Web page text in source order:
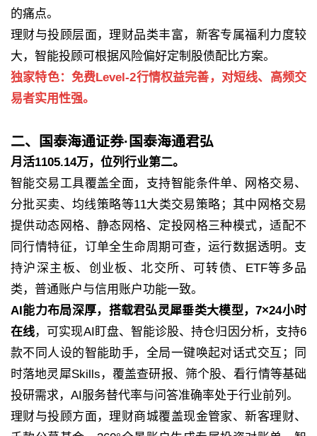
的痛点。
理财与投顾层面，理财品类丰富，新客专属福利力度较
大，智能投顾可根据风险偏好定制股债配比方案。
独家特色：免费Level-2行情权益完善，对短线、高频交
易者实用性强。
二、国泰海通证券·国泰海通君弘
月活1105.14万，位列行业第二。
智能交易工具覆盖全面，支持智能条件单、网格交易、
分批买卖、均线策略等11大类交易策略；其中网格交易
提供动态网格、静态网格、定投网格三种模式，适配不
同行情特征，订单全生命周期可查，运行数据透明。支
持沪深主板、创业板、北交所、可转债、ETF等多品
类，普通账户与信用账户功能一致。
AI能力布局深厚，搭载君弘灵犀垂类大模型，7×24小时
在线，可实现AI盯盘、智能诊股、持仓归因分析，支持6
款不同人设的智能助手，全局一键唤起对话式交互；同
时落地灵犀Skills，覆盖查研报、筛个股、看行情等基础
投研需求，AI服务替代率与问答准确率处于行业前列。
理财与投顾方面，理财商城覆盖现金管家、新客理财、